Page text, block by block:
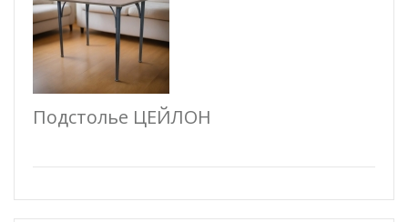
Подстолье ЦЕЙЛОН